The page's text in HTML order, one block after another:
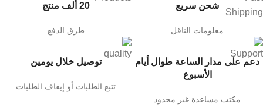
شحن سريع
معلومات الناقل
20 ألف منتج
طرق الدفع
دعم على مدار الساعة طوال أيام
الأسبوع
مكتب مساعدة غير محدود
توصيل خلال يومين
تتبع الطلبات أو إيقاف الطلبات